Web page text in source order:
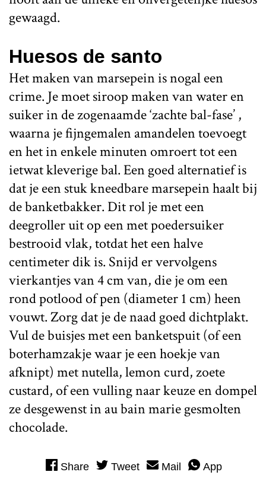
gewaagd.
Huesos de santo
Het maken van marsepein is nogal een
crime. Je moet siroop maken van water en
suiker in de zogenaamde ‘zachte bal-fase’ ,
waarna je fijngemalen amandelen toevoegt
en het in enkele minuten omroert tot een
ietwat kleverige bal. Een goed alternatief is
dat je een stuk kneedbare marsepein haalt bij
de banketbakker. Dit rol je met een
deegroller uit op een met poedersuiker
bestrooid vlak, totdat het een halve
centimeter dik is. Snijd er vervolgens
vierkantjes van 4 cm van, die je om een
rond potlood of pen (diameter 1 cm) heen
vouwt. Zorg dat je de naad goed dichtplakt.
Vul de buisjes met een banketspuit (of een
boterhamzakje waar je een hoekje van
afknipt) met nutella, lemon curd, zoete
custard, of een vulling naar keuze en dompel
ze desgewenst in au bain marie gesmolten
chocolade.
Share Tweet Mail App